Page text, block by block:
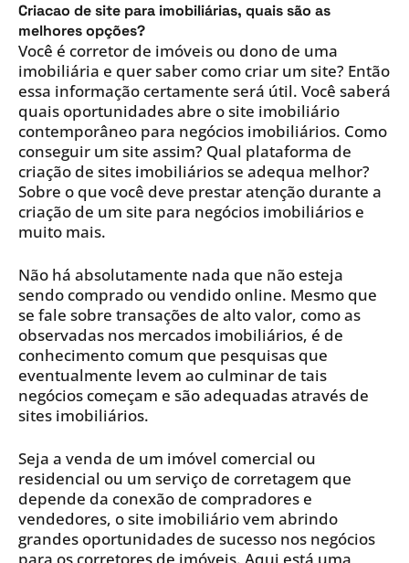
Criacao de site para imobiliárias, quais são as
melhores opções?
Você é corretor de imóveis ou dono de uma
imobiliária e quer saber como criar um site? Então
essa informação certamente será útil. Você saberá
quais oportunidades abre o site imobiliário
contemporâneo para negócios imobiliários. Como
conseguir um site assim? Qual plataforma de
criação de sites imobiliários se adequa melhor?
Sobre o que você deve prestar atenção durante a
criação de um site para negócios imobiliários e
muito mais.
Não há absolutamente nada que não esteja
sendo comprado ou vendido online. Mesmo que
se fale sobre transações de alto valor, como as
observadas nos mercados imobiliários, é de
conhecimento comum que pesquisas que
eventualmente levem ao culminar de tais
negócios começam e são adequadas através de
sites imobiliários.
Seja a venda de um imóvel comercial ou
residencial ou um serviço de corretagem que
depende da conexão de compradores e
vendedores, o site imobiliário vem abrindo
grandes oportunidades de sucesso nos negócios